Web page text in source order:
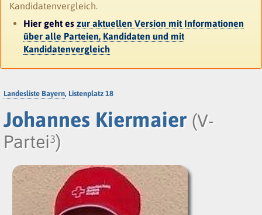
Kandidatenvergleich.
Hier geht es zur aktuellen Version mit Informationen
über alle Parteien, Kandidaten und mit
Kandidatenvergleich
Landesliste Bayern, Listenplatz 18
Johannes Kiermaier (V-
Partei³)